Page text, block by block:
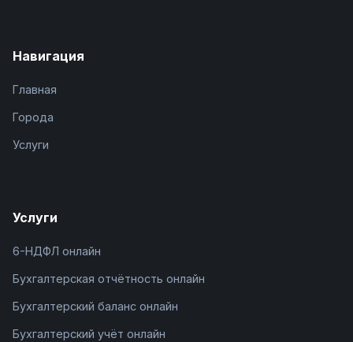
Навигация
Главная
Города
Услуги
Услуги
6-НДФЛ онлайн
Бухгалтерская отчётность онлайн
Бухгалтерский баланс онлайн
Бухгалтерский учёт онлайн